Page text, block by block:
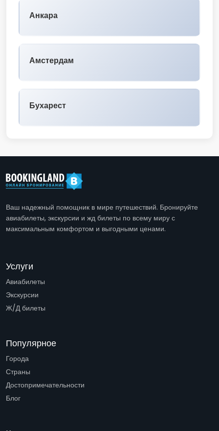
Анкара
Амстердам
Бухарест
Ваш надежный помощник в мире путешествий. Бронируйте
авиабилеты, экскурсии и жд билеты по всему миру с
максимальным комфортом и выгодными ценами.
Услуги
Авиабилеты
Экскурсии
Ж/Д билеты
Популярное
Города
Страны
Достопримечательности
Блог